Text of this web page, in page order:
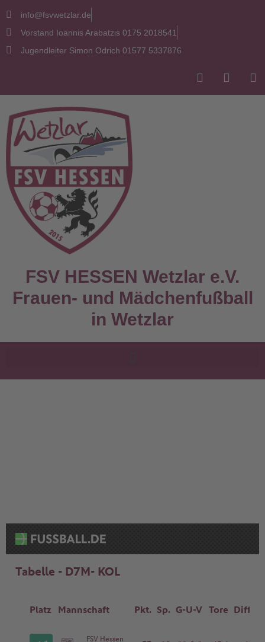
info@fsvwetzlar.de
Vorstand Ioannis Arabatzis 0175 2018541
Jugendleiter Simon Odrich 01577 5337876
FSV HESSEN Wetzlar e.V.
Frauen- und Mädchenfußball
in Wetzlar